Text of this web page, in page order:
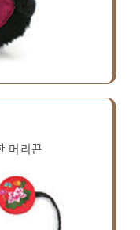
머리끈